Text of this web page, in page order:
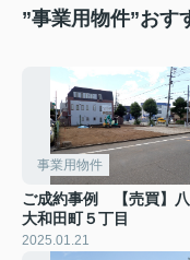
”事業用物件”おす
事業用物件
ご成約事例 【売買】
大和田町５丁目
2025.01.21